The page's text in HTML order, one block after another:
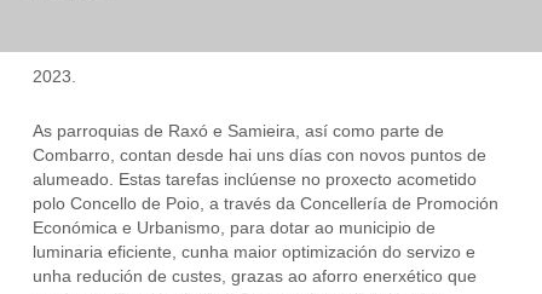
2023.
As parroquias de Raxó e Samieira, así como parte de
Combarro, contan desde hai uns días con novos puntos de
alumeado. Estas tarefas inclúense no proxecto acometido
polo Concello de Poio, a través da Concellería de Promoción
Económica e Urbanismo, para dotar ao municipio de
luminaria eficiente, cunha maior optimización do servizo e
unha redución de custes, grazas ao aforro enerxético que